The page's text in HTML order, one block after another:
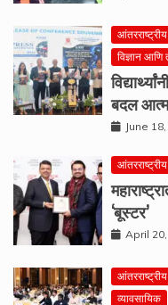
आंतरराष्ट्रीय
विज्ञान आणि
बदल
June
आंतरराष्ट्रीय
‘बूस्टर’
April
आंतरराष्ट्रीय
व्यावसायिक